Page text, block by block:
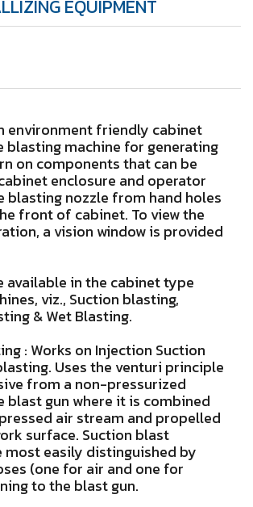
EQUIPMENT
environment friendly cabinet
blasting machine for generating
on components that can be
enclosure and operator
blasting nozzle from hand holes
front of cabinet. To view the
a vision window is provided
available in the cabinet type
viz., Suction blasting,
& Wet Blasting.
: Works on Injection Suction
Uses the venturi principle
from a non-pressurized
blast gun where it is combined
air stream and propelled
surface. Suction blast
most easily distinguished by
(one for air and one for
to the blast gun.